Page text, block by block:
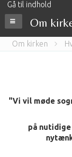
Gå til indhold
Om
Om kirken
"Vi vil møde
på